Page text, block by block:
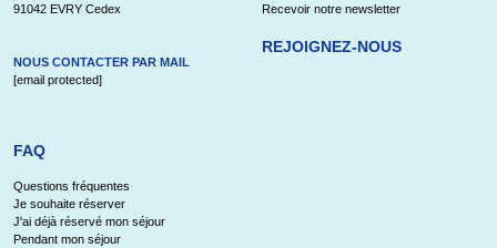
91042 EVRY Cedex
NOUS CONTACTER PAR MAIL
[email protected]
Recevoir notre newsletter
REJOIGNEZ-NOUS
FAQ
Questions fréquentes
Je souhaite réserver
J'ai déjà réservé mon séjour
Pendant mon séjour